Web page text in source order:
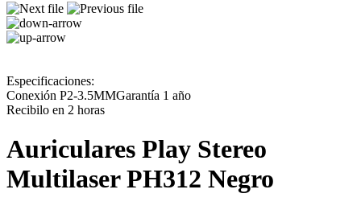
Especificaciones:
Conexión P2-3.5MMGarantía 1 año
Recibilo en 2 horas
Auriculares Play Stereo
Multilaser PH312 Negro